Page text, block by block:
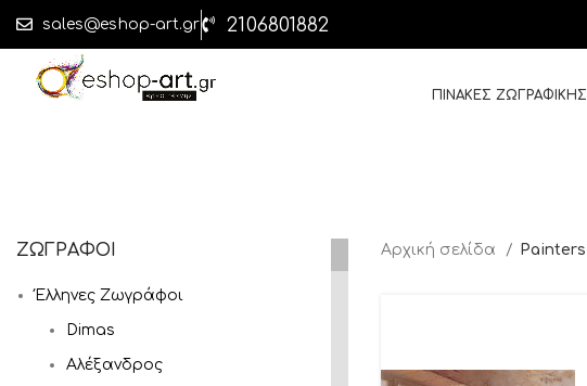
sales@eshop-art.gr 2106801882
ΠΙΝΑΚΕΣ ΖΩΓΡΑΦΙΚΗΣ
ΖΩΓΡΑΦΟΙ
Έλληνες Ζωγράφοι
Dimas
Αλέξανδρος
Αρχική σελίδα Painters